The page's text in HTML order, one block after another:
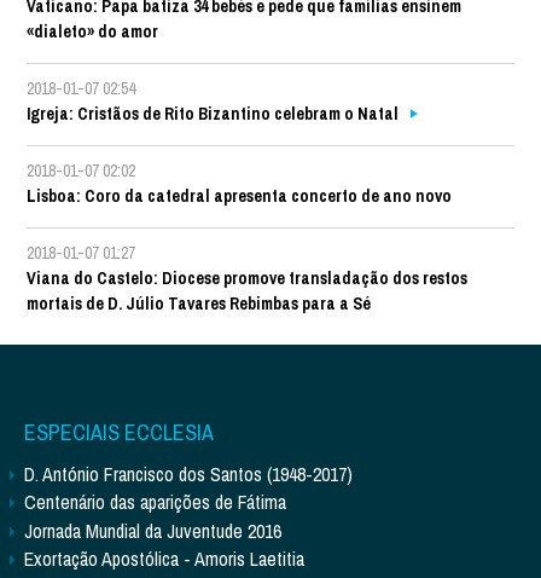
Vaticano: Papa batiza 34 bebés e pede que famílias ensinem
«dialeto» do amor
2018-01-07 02:54
Igreja: Cristãos de Rito Bizantino celebram o Natal
2018-01-07 02:02
Lisboa: Coro da catedral apresenta concerto de ano novo
2018-01-07 01:27
Viana do Castelo: Diocese promove transladação dos restos
mortais de D. Júlio Tavares Rebimbas para a Sé
ESPECIAIS ECCLESIA
D. António Francisco dos Santos (1948-2017)
Centenário das aparições de Fátima
Jornada Mundial da Juventude 2016
Exortação Apostólica - Amoris Laetitia